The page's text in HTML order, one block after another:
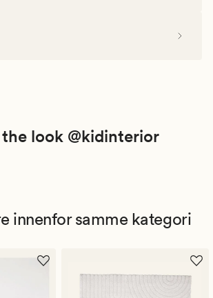
look @kidinterior
innenfor samme kategori